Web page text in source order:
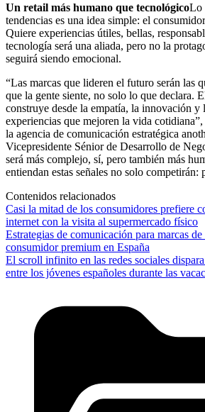
Un retail más humano que tecnológicoLo
tendencias es una idea simple: el
Quiere experiencias útiles, bellas,
tecnología será una aliada, pero no la
seguirá siendo emocional.
“Las marcas que lideren el futuro serán las
que la gente siente, no solo lo que declara.
construye desde la empatía, la innovación y
experiencias que mejoren la vida
la agencia de comunicación estratégica
Vicepresidente Sénior de Desarrollo de
será más complejo, sí, pero también más
entiendan estas señales no solo competirán:
Contenidos relacionados
Casi la mitad de los consumidores prefiere
internet con la visita al supermercado físico
Estrategias de comunicación para marcas
consumidor premium en España
El scroll infinito en las redes sociales
entre los jóvenes españoles durante las